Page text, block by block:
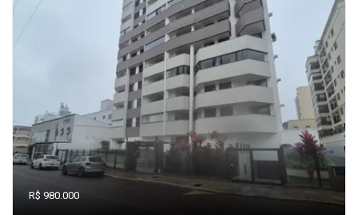
R$ 980.000